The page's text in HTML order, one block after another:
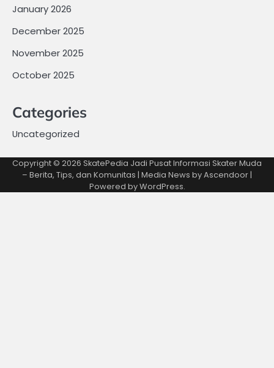
January 2026
December 2025
November 2025
October 2025
Categories
Uncategorized
Copyright © 2026 SkatePedia Jadi Pusat Informasi Skater Muda
– Berita, Tips, dan Komunitas | Media News byAscendoor|
Powered byWordPress.